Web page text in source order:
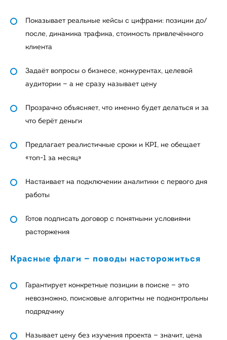
Показывает реальные кейсы с цифрами: позиции до/
после, динамика трафика, стоимость привлечённого
клиента
Задаёт вопросы о бизнесе, конкурентах, целевой
аудитории — а не сразу называет цену
Прозрачно объясняет, что именно будет делаться и за
что берёт деньги
Предлагает реалистичные сроки и KPI, не обещает
«топ-1 за месяц»
Настаивает на подключении аналитики с первого дня
работы
Готов подписать договор с понятными условиями
расторжения
Красные флаги — поводы насторожиться
Гарантирует конкретные позиции в поиске — это
невозможно, поисковые алгоритмы не подконтрольны
подрядчику
Называет цену без изучения проекта — значит, цена